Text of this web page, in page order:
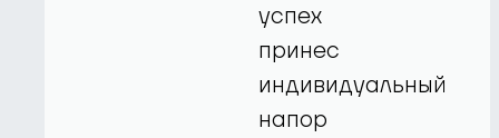
успех
принес
индивидуальный
напор